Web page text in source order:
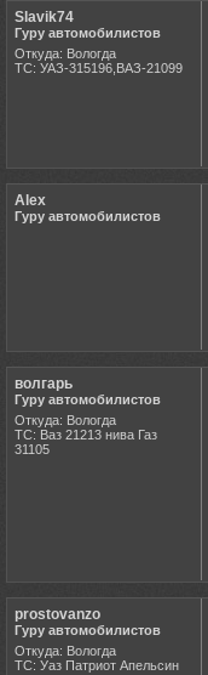
Slavik74
Гуру автомобилистов
Откуда: Вологда
ТС: УАЗ-315196,ВАЗ-21099
Alex
Гуру автомобилистов
волгарь
Гуру автомобилистов
Откуда: Вологда
ТС: Ваз 21213 нива Газ
31105
prostovanzo
Гуру автомобилистов
Откуда: Вологда
ТС: Уаз Патриот Апельсин